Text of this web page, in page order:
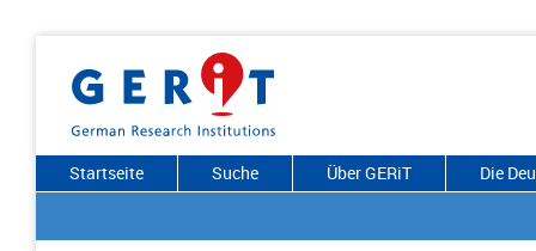
Startseite Suche Über GERiT Die